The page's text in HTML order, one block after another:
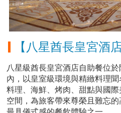
【八星酋長皇宮酒
八星級酋長皇宮酒店自助餐位
內，以皇室級環境與精緻料理
料理、海鮮、烤肉、甜點與國
空間，為旅客帶來尊榮且難忘